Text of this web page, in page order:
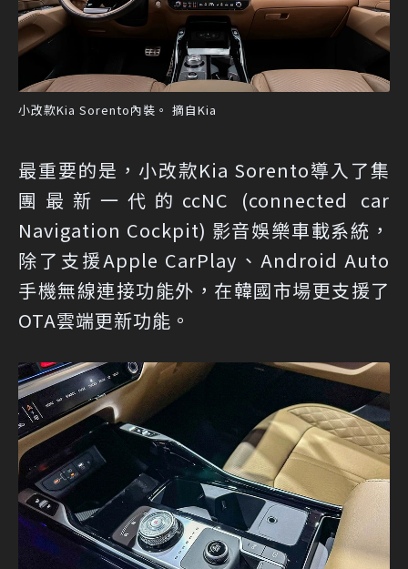
小改款Kia Sorento內裝。 摘自Kia
最重要的是，小改款Kia Sorento導入了集
團最新一代的ccNC (connected car
Navigation Cockpit) 影音娛樂車載系統，
除了支援Apple CarPlay、Android Auto
手機無線連接功能外，在韓國市場更支援了
OTA雲端更新功能。